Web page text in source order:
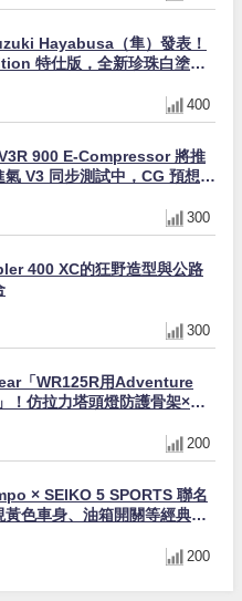
Hayabusa（隼）發表！
特仕版，全新珍珠白塗裝
400
900 E-Compressor 將推
V3 同步測試中，CG 預想曝
300
400 XC的狂野造型與公路
300
「WR125R用Adventure
！仿拉力塔頭燈防護骨架×大
200
× SEIKO 5 SPORTS 聯名
色車身、油箱開關等經典設
200